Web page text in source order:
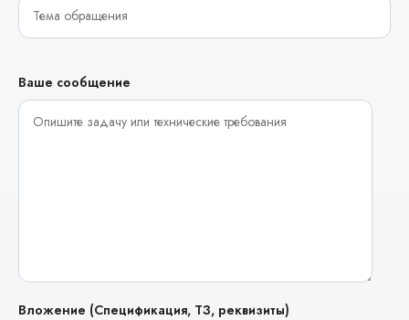
Ваше сообщение
Вложение (Спецификация, ТЗ, реквизиты)